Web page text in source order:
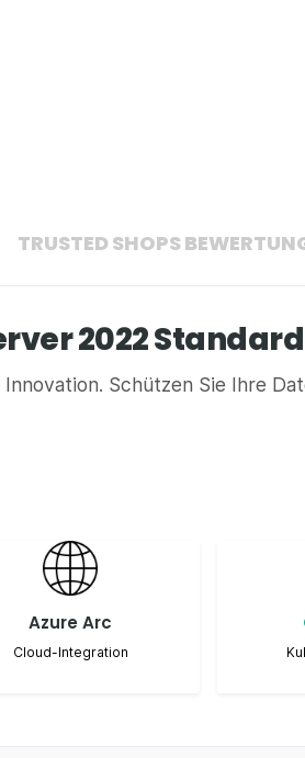
TRUSTED SHOPS
2022 Standard
Schützen Sie Ihre
Azure Arc
Cloud-Integration